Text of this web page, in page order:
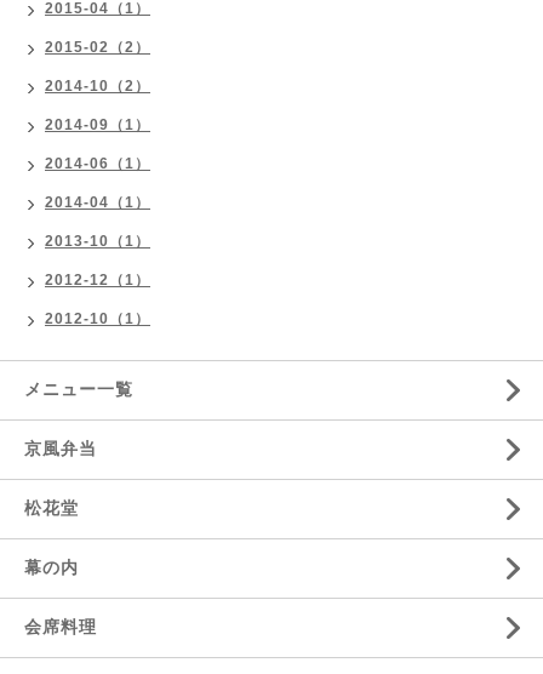
2015-04（1）
2015-02（2）
2014-10（2）
2014-09（1）
2014-06（1）
2014-04（1）
2013-10（1）
2012-12（1）
2012-10（1）
メニュー一覧
京風弁当
松花堂
幕の内
会席料理